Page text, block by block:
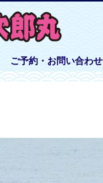
ご予約・お問い合わせ